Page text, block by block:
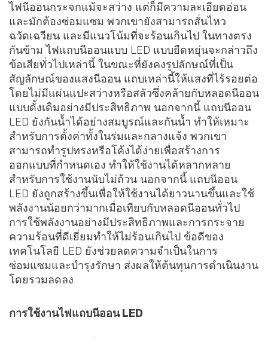
ไฟนีออนกระจกแม้จะสว่าง แต่ก็มีความละเอียดอ่อน
และมักต้องซ่อมแซม พวกเขายังสามารถสั่นไหว
ฉวัดเฉวียน และมีแนวโน้มที่จะร้อนเกินไป ในทางตรง
กันข้าม ไฟแถบนีออนแบบ LED แบบยืดหยุ่นจะกล่าวถึง
ข้อเสียทั่วไปเหล่านี้ ในขณะที่ยังคงรูปลักษณ์ที่เป็น
สัญลักษณ์ของแสงนีออน แถบเหล่านี้ให้แสงที่ไร้รอยต่อ
โดยไม่มีแผ่นแปะสว่างหรือสลัวซึ่งคล้ายกับหลอดนีออน
แบบดั้งเดิมอย่างมีประสิทธิภาพ นอกจากนี้ แถบนีออน
LED ยังกันน้ำได้อย่างสมบูรณ์และกันน้ำ ทำให้เหมาะ
สำหรับการตั้งค่าทั้งในร่มและกลางแจ้ง พวกเขา
สามารถทำรูปทรงหรือโค้งได้ง่ายเพื่อสร้างการ
ออกแบบที่กำหนดเอง ทำให้ใช้งานได้หลากหลาย
สำหรับการใช้งานนับไม่ถ้วน นอกจากนี้ แถบนีออน
LED ยังถูกสร้างขึ้นเพื่อให้ใช้งานได้ยาวนานขึ้นและใช้
พลังงานน้อยกว่ามากเมื่อเทียบกับหลอดนีออนทั่วไป
การใช้พลังงานอย่างมีประสิทธิภาพและการกระจาย
ความร้อนที่ดีเยี่ยมทำให้ไม่ร้อนเกินไป ข้อดีของ
เทคโนโลยี LED ยังช่วยลดความจำเป็นในการ
ซ่อมแซมและบำรุงรักษา ส่งผลให้ต้นทุนการดำเนินงาน
โดยรวมลดลง
การใช้งานไฟแถบนีออน LED